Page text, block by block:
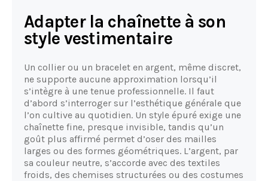
Adapter la chaînette à son
style vestimentaire
Un collier ou un bracelet en argent, même discret,
ne supporte aucune approximation lorsqu’il
s’intègre à une tenue professionnelle. Il faut
d’abord s’interroger sur l’esthétique générale que
l’on cultive au quotidien. Un style épuré exige une
chaînette fine, presque invisible, tandis qu’un
goût plus affirmé permet d’oser des mailles
larges ou des formes géométriques. L’argent, par
sa couleur neutre, s’accorde avec des textiles
froids, des chemises structurées ou des costumes